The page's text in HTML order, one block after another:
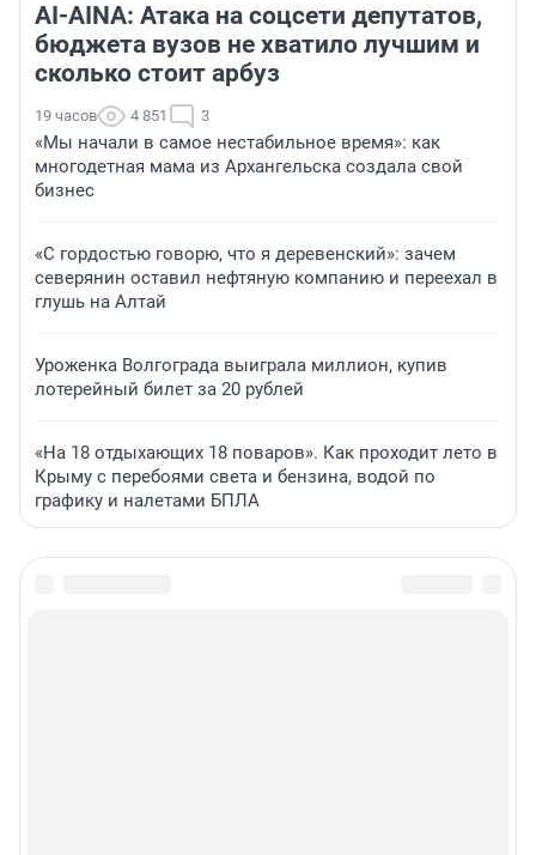
AI-AINA: Атака на соцсети депутатов,
бюджета вузов не хватило лучшим и
сколько стоит арбуз
19 часов 4 851 3
«Мы начали в самое нестабильное время»: как
многодетная мама из Архангельска создала свой
бизнес
«С гордостью говорю, что я деревенский»: зачем
северянин оставил нефтяную компанию и переехал в
глушь на Алтай
Уроженка Волгограда выиграла миллион, купив
лотерейный билет за 20 рублей
«На 18 отдыхающих 18 поваров». Как проходит лето в
Крыму с перебоями света и бензина, водой по
графику и налетами БПЛА